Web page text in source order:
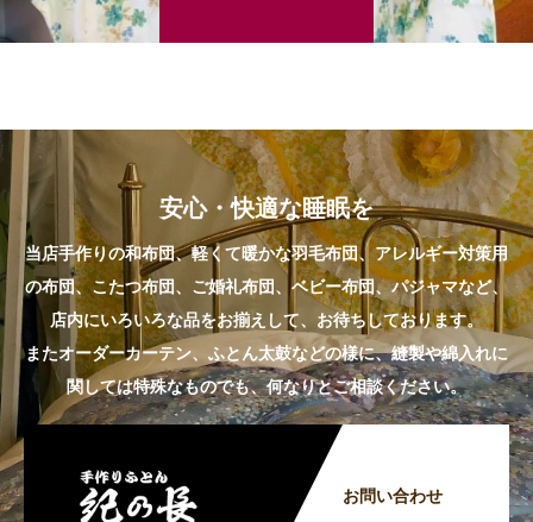
安心・快適な睡眠を
当店手作りの和布団、軽くて暖かな羽毛布団、アレルギー対策用
の布団、こたつ布団、ご婚礼布団、ベビー布団、パジャマなど、
店内にいろいろな品をお揃えして、お待ちしております。
またオーダーカーテン、ふとん太鼓などの様に、縫製や綿入れに
関しては特殊なものでも、何なりとご相談ください。
お問い合わせ